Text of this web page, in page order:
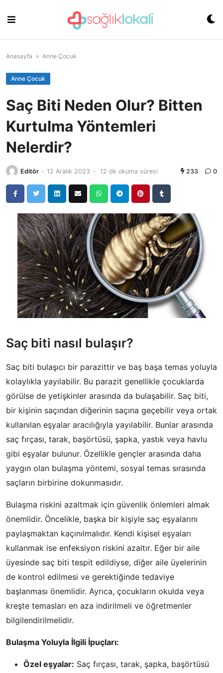
content
Anasayfa » Anne Çocuk
Anne Çocuk
Saç Biti Neden Olur? Bitten
Kurtulma Yöntemleri
Nelerdir?
Editör - 12 Aralık 2023 - 12 dk okuma süresi 233 0
Saç biti nasıl bulaşır?
Saç biti bulaşıcı bir parazittir ve baş başa temas yoluyla
kolaylıkla yayılabilir. Bu parazit genellikle çocuklarda
görülse de yetişkinler arasında da bulaşabilir. Saç biti,
bir kişinin saçından diğerinin saçına geçebilir veya ortak
kullanılan eşyalar aracılığıyla yayılabilir. Bunlar arasında
saç fırçası, tarak, başörtüsü, şapka, yastık veya havlu
gibi eşyalar bulunur. Özellikle gençler arasında daha
yaygın olan bulaşma yöntemi, sosyal temas sırasında
saçların birbirine dokunmasıdır.
Bulaşma riskini azaltmak için güvenlik önlemleri almak
önemlidir. Öncelikle, başka bir kişiyle saç eşyalarını
paylaşmaktan kaçınılmalıdır. Kendi kişisel eşyaları
kullanmak ise enfeksiyon riskini azaltır. Eğer bir aile
üyesinde saç biti tespit edildiyse, diğer aile üyelerinin
de kontrol edilmesi ve gerektiğinde tedaviye
başlanması önemlidir. Ayrıca, çocukların okulda veya
kreşte temasları en aza indirilmeli ve öğretmenler
bilgilendirilmelidir.
Bulaşma Yoluyla İlgili İpuçları:
Özel eşyalar: Saç fırçası, tarak, şapka, başörtüsü